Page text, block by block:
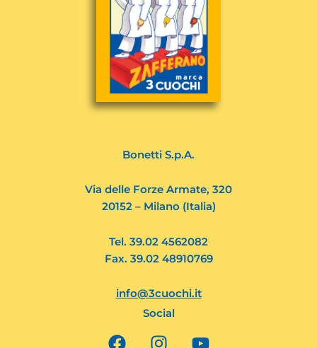
Bonetti S.p.A.
Via delle Forze Armate, 320
20152 – Milano (Italia)
Tel. 39.02 4562082
Fax. 39.02 48910769
info@3cuochi.it
Social
F
I